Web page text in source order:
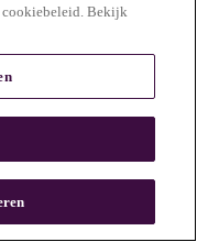
cookiebeleid. Bekijk